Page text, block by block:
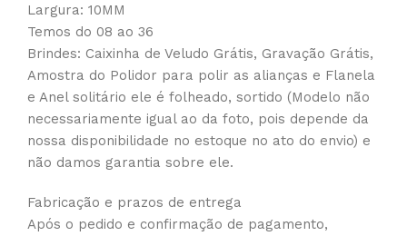
Largura: 10MM
Temos do 08 ao 36
Brindes: Caixinha de Veludo Grátis, Gravação Grátis,
Amostra do Polidor para polir as alianças e Flanela
e Anel solitário ele é folheado, sortido (Modelo não
necessariamente igual ao da foto, pois depende da
nossa disponibilidade no estoque no ato do envio) e
não damos garantia sobre ele.
Fabricação e prazos de entrega
Após o pedido e confirmação de pagamento,